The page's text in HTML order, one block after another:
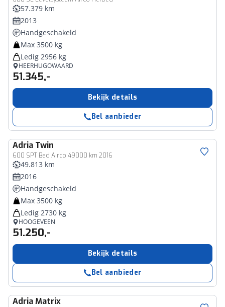
57.379 km
2013
Handgeschakeld
Max 3500 kg
Ledig 2956 kg
HEERHUGOWAARD
51.345,-
Bekijk details
Bel aanbieder
Adria Twin
600 SPT Bed Airco 49000 km 2016
49.813 km
2016
Handgeschakeld
Max 3500 kg
Ledig 2730 kg
HOOGEVEEN
51.250,-
Bekijk details
Bel aanbieder
AdriaMatrix